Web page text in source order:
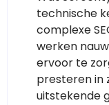
technische
complexe
werken
ervoor te
presteren in
uitstekende